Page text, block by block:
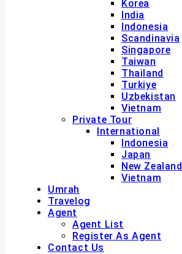
Korea
India
Indonesia
Scandinavia
Singapore
Taiwan
Thailand
Turkiye
Uzbekistan
Vietnam
Private Tour
International
Indonesia
Japan
New Zealand
Vietnam
Umrah
Travelog
Agent
Agent List
Register As Agent
Contact Us